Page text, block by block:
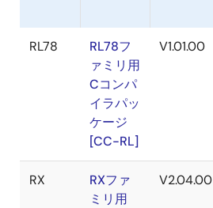
RL78
RL78フ
ァミリ用
Cコンパ
イラパッ
ケージ
[CC-RL]
V1.01.00
RX
RXファ
ミリ用
V2.04.00